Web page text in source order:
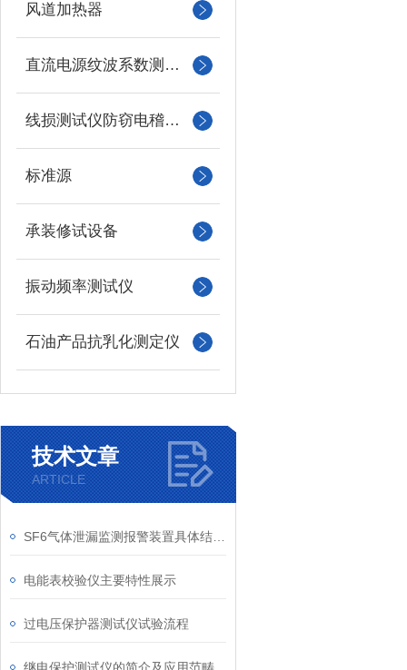
风道加热器
直流电源纹波系数测试仪
线损测试仪防窃电稽查仪
标准源
承装修试设备
振动频率测试仪
石油产品抗乳化测定仪
技术文章
ARTICLE
电能表校验仪主要特性展示
过电压保护器测试仪试验流程